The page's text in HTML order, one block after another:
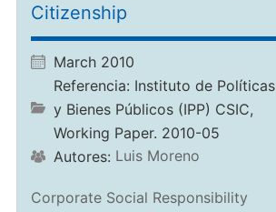
Citizenship
March 2010
Referencia: Instituto de Políticas
y Bienes Públicos (IPP) CSIC,
Working Paper. 2010-05
Autores: Luis Moreno
Corporate Social Responsibility